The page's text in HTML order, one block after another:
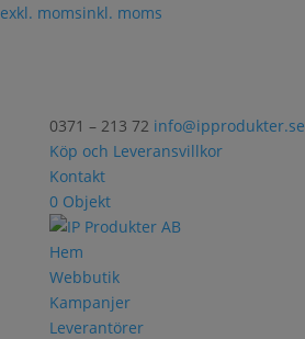
exkl. momsinkl. moms
0371 – 213 72 info@ipprodukter.se
Köp och Leveransvillkor
Kontakt
0 Objekt
Hem
Webbutik
Kampanjer
Leverantörer